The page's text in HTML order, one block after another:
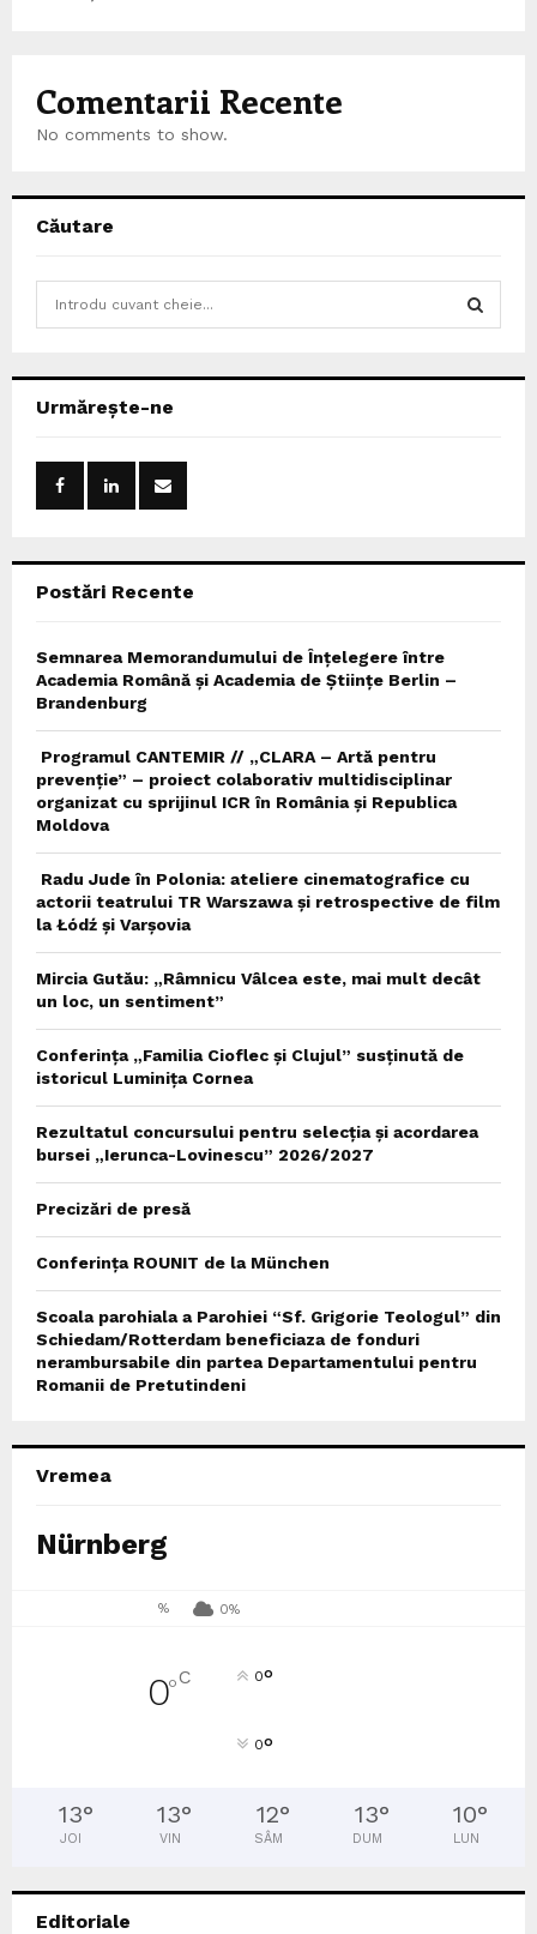
Comentarii Recente
No comments to show.
Căutare
h
Urmărește-ne
Postări Recente
Semnarea Memorandumului de Înțelegere între
Academia Română și Academia de Științe Berlin –
Brandenburg
Programul CANTEMIR // „CLARA – Artă pentru
prevenție” – proiect colaborativ multidisciplinar
organizat cu sprijinul ICR în România și Republica
Moldova
Radu Jude în Polonia: ateliere cinematografice cu
actorii teatrului TR Warszawa și retrospective de film
la Łódź și Varșovia
Mircia Gutău: „Râmnicu Vâlcea este, mai mult decât
un loc, un sentiment”
Conferința „Familia Cioflec și Clujul” susținută de
istoricul Luminița Cornea
Rezultatul concursului pentru selecția și acordarea
bursei „Ierunca-Lovinescu” 2026/2027
Precizări de presă
Conferința ROUNIT de la München
Scoala parohiala a Parohiei “Sf. Grigorie Teologul” din
Schiedam/Rotterdam beneficiaza de fonduri
nerambursabile din partea Departamentului pentru
Romanii de Pretutindeni
Vremea
Nürnberg
% 0%
0°C 0°
0°
13°
JOI
13°
VIN
12°
SÂM
13°
DUM
10°
LUN
Editoriale